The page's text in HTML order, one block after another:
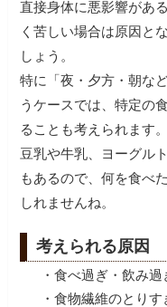
直接身体に悪影響があ
く苦しい場合は原因と
しょう。
特に「夜・夕方・朝な
うケースでは、特定の
ることも考えられます。
豆乳や牛乳、ヨーグル
もあるので、何を食べ
しれませんね。
考えられる原因
・食べ過ぎ・飲み過
・食物繊維のとりす